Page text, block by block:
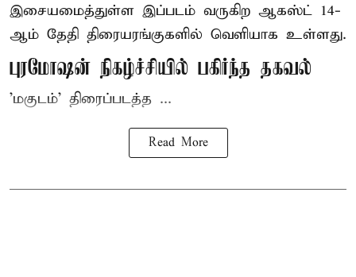
இசையமைத்துள்ள இப்படம் வருகிற ஆகஸ்ட் 14-
ஆம் தேதி திரையரங்குகளில் வெளியாக உள்ளது.
புரமோஷன் நிகழ்ச்சியில் பகிர்ந்த தகவல்
'மகுடம்' திரைப்படத்த ...
Read More